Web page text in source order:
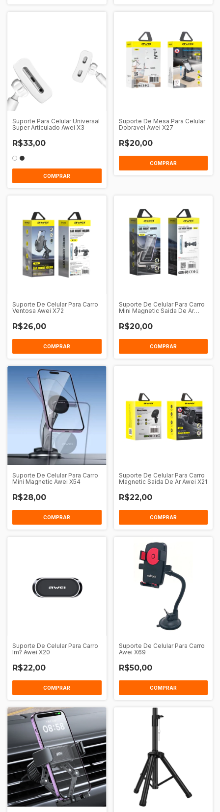
Suporte Para Celular Universal
Super Articulado Awei X3
R$33,00
COMPRAR
Suporte De Mesa Para Celular
Dobravel Awei X27
R$20,00
COMPRAR
Suporte De Celular Para Carro
Ventosa Awei X72
R$26,00
COMPRAR
Suporte De Celular Para Carro
Mini Magnetic Saida De Ar
R$20,00
COMPRAR
Suporte De Celular Para Carro
Mini Magnetic Awei X54
R$28,00
COMPRAR
Suporte De Celular Para Carro
Magnetic Saida De Ar Awei X21
R$22,00
COMPRAR
Suporte De Celular Para Carro
Im? Awei X20
R$22,00
COMPRAR
Suporte De Celular Para Carro
Awei X69
R$50,00
COMPRAR